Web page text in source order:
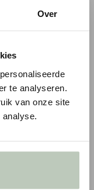
Over
te analyseren.
van onze site
ORAC ROZET R23
€ 171,80 € 146,03